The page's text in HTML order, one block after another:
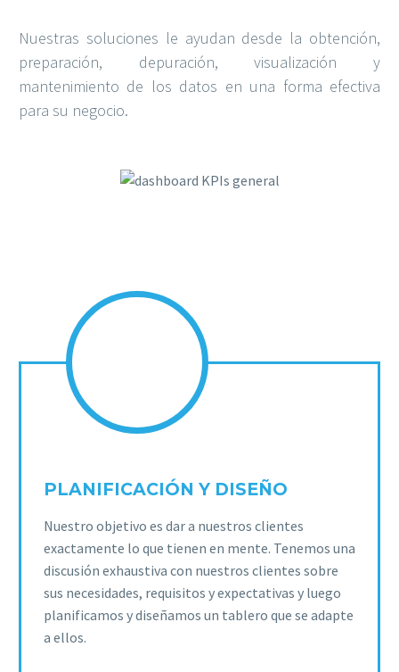
Nuestras soluciones le ayudan desde la obtención,
preparación, depuración, visualización y
mantenimiento de los datos en una forma efectiva
para su negocio.
PLANIFICACIÓN Y DISEÑO
Nuestro objetivo es dar a nuestros clientes
exactamente lo que tienen en mente. Tenemos una
discusión exhaustiva con nuestros clientes sobre
sus necesidades, requisitos y expectativas y luego
planificamos y diseñamos un tablero que se adapte
a ellos.